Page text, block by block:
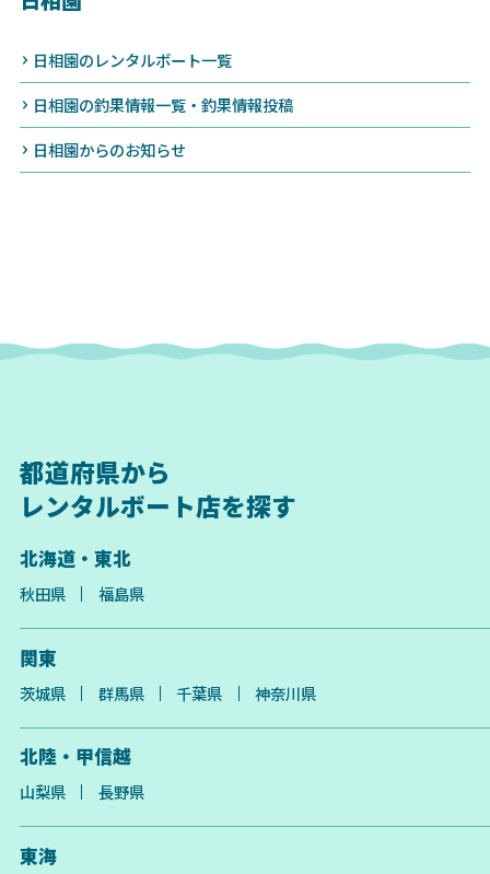
日相園のレンタルボート一覧
日相園の釣果情報一覧・釣果情報投稿
日相園からのお知らせ
都道府県から
レンタルボート店を探す
北海道・東北
秋田県 福島県
関東
茨城県 群馬県 千葉県 神奈川県
北陸・甲信越
山梨県 長野県
東海